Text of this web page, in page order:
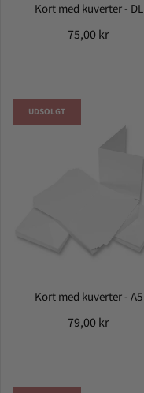
Kort med kuverter - DL
75,00 kr
Kort med kuverter - A5
79,00 kr
UDSOLGT